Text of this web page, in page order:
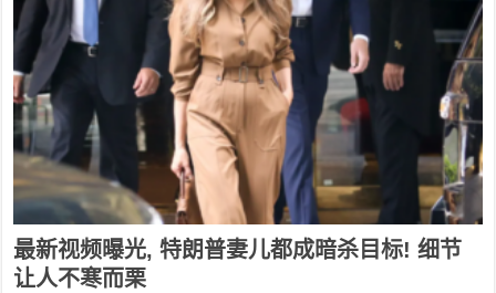
最新视频曝光, 特朗普妻儿都成暗杀目标! 细节
让人不寒而栗